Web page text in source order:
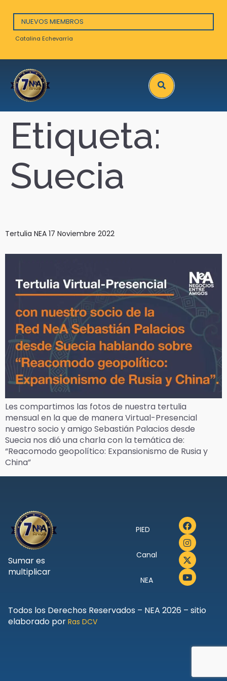
NUEVOS MIEMBROS
Catalina Echevarría
Search
Etiqueta:
Suecia
Tertulia NEA 17 Noviembre 2022
Les compartimos las fotos de nuestra tertulia
mensual en la que de manera Virtual-Presencial
nuestro socio y amigo Sebastián Palacios desde
Suecia nos dió una charla con la temática de:
“Reacomodo geopolítico: Expansionismo de Rusia y
China”
Sumar es
multiplicar
PIED
Canal
NEA
Todos los Derechos Reservados – NEA 2026 – sitio
elaborado por Ras DCV